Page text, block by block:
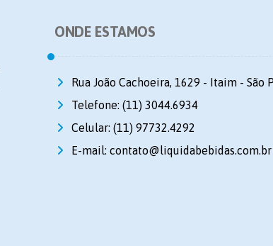
ONDE ESTAMOS
Rua João Cachoeira, 1629 - Itaim - São
Telefone: (11) 3044.6934
Celular: (11) 97732.4292
E-mail: contato@liquidabebidas.com.br